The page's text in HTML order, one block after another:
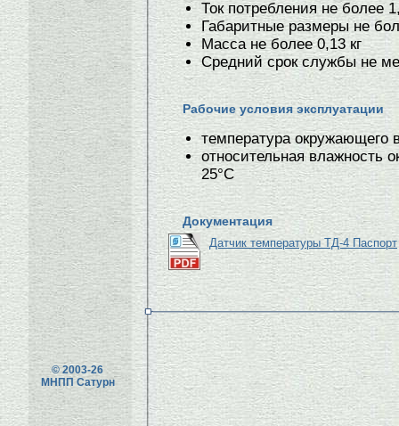
Ток потребления не более
Габаритные размеры не
Масса не более 0,13 кг
Средний срок службы не
Рабочие условия эксплуатации
температура окружающего
относительная влажность
25°С
Документация
Датчик температуры ТД-4 Паспорт
© 2003-26
МНПП Сатурн